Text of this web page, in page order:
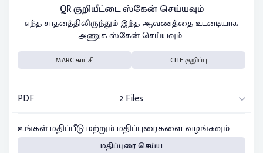
QR குறியீட்டை ஸ்கேன் செய்யவும்
எந்த சாதனத்திலிருந்தும் இந்த ஆவணத்தை உடனடியாக
அணுக ஸ்கேன் செய்யவும்..
MARC காட்சி CITE குறிப்பு
PDF
2 Files
உங்கள் மதிப்பீடு மற்றும் மதிப்புரைகளை வழங்கவும்
மதிப்புரை செய்ய